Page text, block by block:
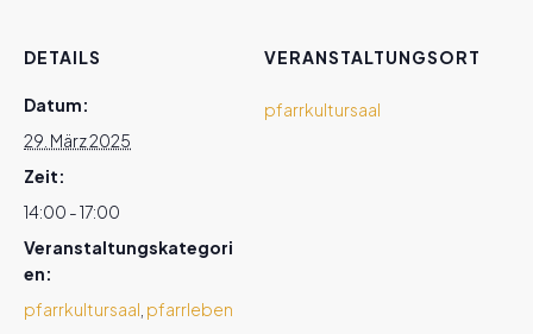
DETAILS
Datum:
29. März 2025
Zeit:
14:00 - 17:00
Veranstaltungskategori
en:
pfarrkultursaal pfarrleben
VERANSTALTUNGSORT
pfarrkultursaal